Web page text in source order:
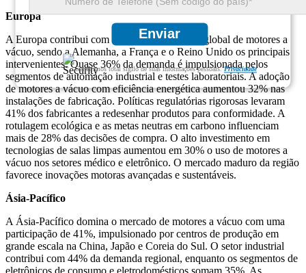
Enviar
Garantimos total sigilo de suas informações pessoais.Privacidade
Europa
A Europa contribui com 22% para o mercado global de motores a
vácuo, sendo a Alemanha, a França e o Reino Unido os principais
intervenientes. Quase 36% da demanda é impulsionada pelos
segmentos de automação industrial e testes laboratoriais. A adoção
de motores a vácuo com eficiência energética aumentou 32% nas
instalações de fabricação. Políticas regulatórias rigorosas levaram
41% dos fabricantes a redesenhar produtos para conformidade. A
rotulagem ecológica e as metas neutras em carbono influenciam
mais de 28% das decisões de compra. O alto investimento em
tecnologias de salas limpas aumentou em 30% o uso de motores a
vácuo nos setores médico e eletrônico. O mercado maduro da região
favorece inovações motoras avançadas e sustentáveis.
Ásia-Pacífico
A Ásia-Pacífico domina o mercado de motores a vácuo com uma
participação de 41%, impulsionado por centros de produção em
grande escala na China, Japão e Coreia do Sul. O setor industrial
contribui com 44% da demanda regional, enquanto os segmentos de
eletrônicos de consumo e eletrodomésticos somam 35%. As